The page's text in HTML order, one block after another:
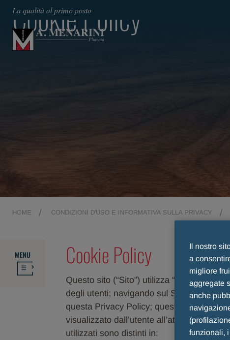
La qualità al primo posto
Cookie Policy
HOME CONDIZIONI D'USO E INFORMATIVA SULLA PRIVACY
MENU Cookie Policy
Questo sito (“Sito”) utilizza “cookie” per
degli utenti; navigando sul Sito, l’utente
questa Privacy Policy; questa
visualizzato dall’utente all’atto della
utilizzati sono distinti in:
Il nostro
a
migliore
aggregate
anche
funzionali,